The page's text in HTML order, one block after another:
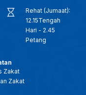
Rehat (Jumaat):
12.15Tengah
Hari - 2.45
Petang
Zakat
Zakat